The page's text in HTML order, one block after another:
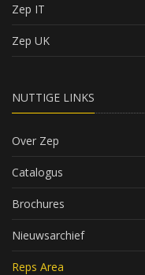
Zep IT
Zep UK
NUTTIGE LINKS
Over Zep
Catalogus
Brochures
Nieuwsarchief
Reps Area